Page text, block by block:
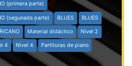
(primera parte)
(segunada parte) BLUES BLUES
Material didáctico Nivel 2
4 Nivel 4 Partituras de piano